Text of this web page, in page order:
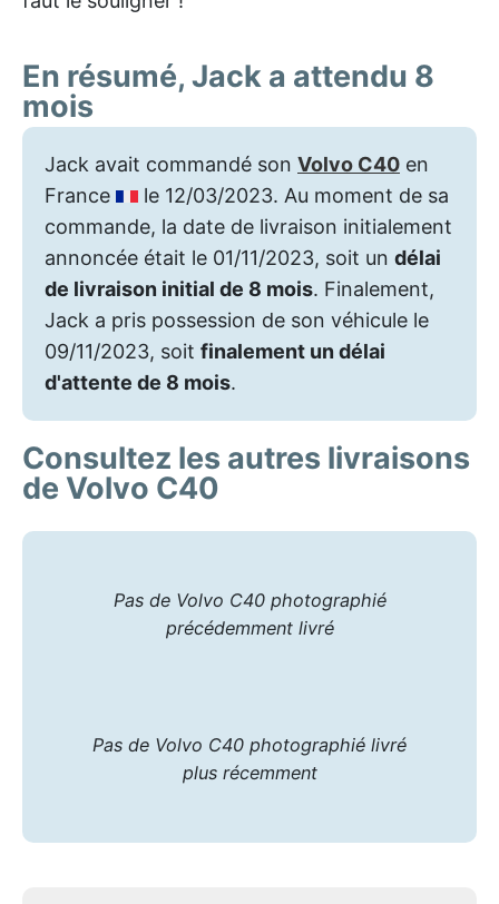
En résumé, Jack a attendu 8
mois
Jack avait commandé son Volvo C40 en
France
le 12/03/2023. Au moment de sa
commande, la date de livraison initialement
annoncée était le 01/11/2023, soit un délai
de livraison initial de 8 mois. Finalement,
Jack a pris possession de son véhicule le
09/11/2023, soit finalement un délai
d'attente de 8 mois.
Consultez les autres livraisons
de Volvo C40
Pas de Volvo C40 photographié
précédemment livré
Pas de Volvo C40 photographié livré
plus récemment